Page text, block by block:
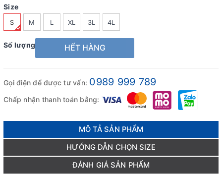
Size
S M L XL 3L 4L
Số lượng HẾT HÀNG
Gọi điện để được tư vấn: 0989 999 789
Chấp nhận thanh toán bằng:
MÔ TẢ SẢN PHẨM
HƯỚNG DẪN CHỌN SIZE
ĐÁNH GIÁ SẢN PHẨM